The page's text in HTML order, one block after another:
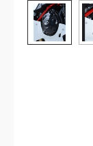
Bildergalerie